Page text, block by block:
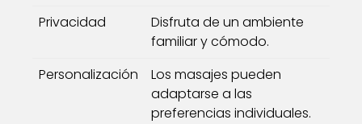
Privacidad
Disfruta de un ambiente
familiar y cómodo.
Personalización
Los masajes pueden
adaptarse a las
preferencias individuales.